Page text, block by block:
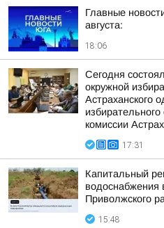
Главные
августа:
18:06
Сегодня
окружной
Астраханского
комиссии
17:31
Капитальный
водоснабжения
Приволжского
15:48